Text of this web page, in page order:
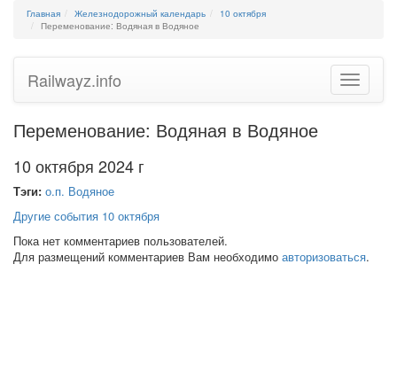
Главная Железнодорожный календарь
10 октября
Переменование: Водяная в Водяное
Toggle
Railwayz.info
Переменование: Водяная в Водяное
10 октября 2024 г
Тэги: о.п. Водяное
Другие события 10 октября
Пока нет комментариев пользователей.
Для размещений комментариев Вам необходимо авторизоваться.